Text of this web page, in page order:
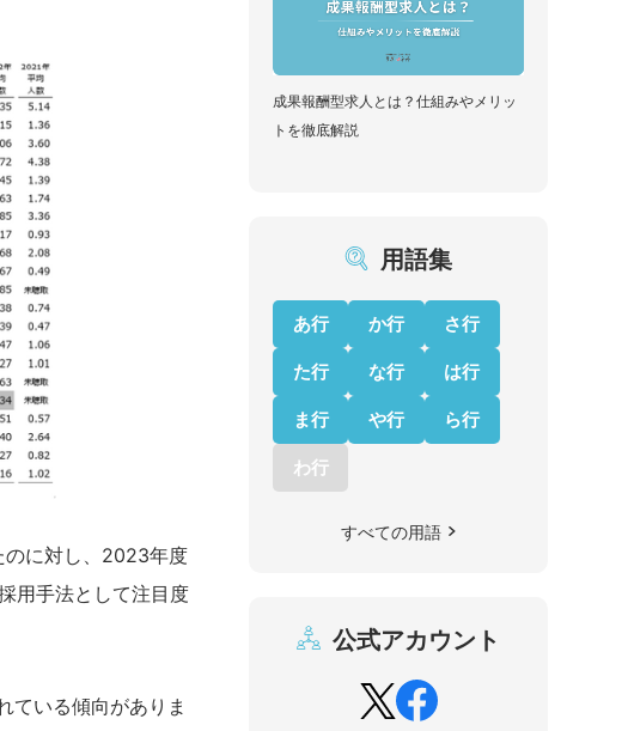
のに対し、2023年度
用手法として注目度
ている傾向がありま
成果報酬型求人とは？仕組みやメリッ
トを徹底解説
用語集
あ行 か行 さ行
た行 な行 は行
ま行 や行 ら行
わ行
すべての用語
公式アカウント